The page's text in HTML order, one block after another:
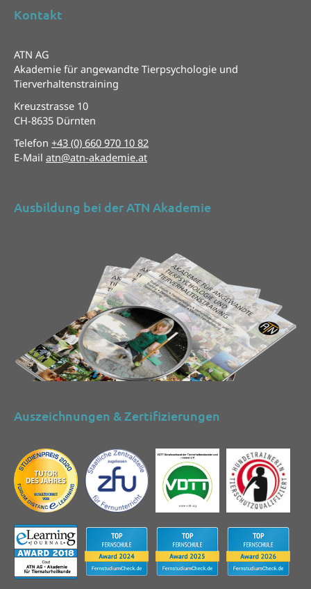
Kontakt
ATN AG
Akademie für angewandte Tierpsychologie und
Tierverhaltenstraining
Kreuzstrasse 10
CH-8635 Dürnten
Telefon +43 (0) 660 970 10 82
E-Mail atn@atn-akademie.at
Ausbildung bei der ATN Akademie
Auszeichnungen & Zertifizierungen